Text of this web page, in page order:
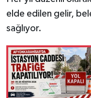
elde edilen gelir,
sağlıyor.